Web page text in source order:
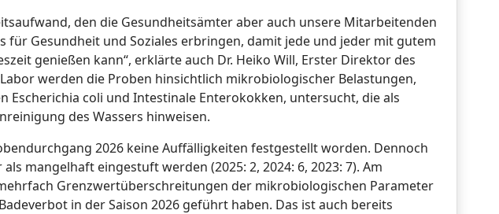
den die Gesundheitsämter aber auch unsere Mitarbeitenden
für Gesundheit und Soziales erbringen, damit jede und jeder mit gutem
genießen kann“, erklärte auch Dr. Heiko Will, Erster Direktor des
werden die Proben hinsichtlich mikrobiologischer Belastungen,
Escherichia coli und Intestinale Enterokokken, untersucht, die als
des Wassers hinweisen.
2026 keine Auffälligkeiten festgestellt worden. Dennoch
mangelhaft eingestuft werden (2025: 2, 2024: 6, 2023: 7). Am
Grenzwertüberschreitungen der mikrobiologischen Parameter
in der Saison 2026 geführt haben. Das ist auch bereits